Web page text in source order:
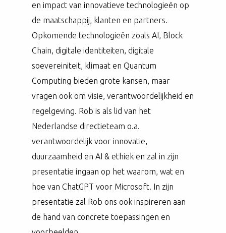
en impact van innovatieve technologieën op
de maatschappij, klanten en partners.
Opkomende technologieën zoals AI, Block
Chain, digitale identiteiten, digitale
soevereiniteit, klimaat en Quantum
Computing bieden grote kansen, maar
vragen ook om visie, verantwoordelijkheid en
regelgeving. Rob is als lid van het
Nederlandse directieteam o.a.
verantwoordelijk voor innovatie,
duurzaamheid en AI & ethiek en zal in zijn
presentatie ingaan op het waarom, wat en
hoe van ChatGPT voor Microsoft. In zijn
presentatie zal Rob ons ook inspireren aan
de hand van concrete toepassingen en